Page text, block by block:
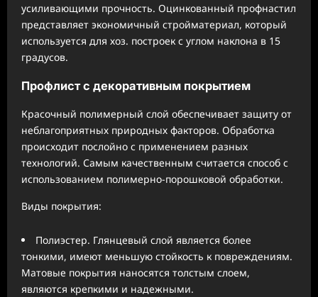
усиливающими прочность. Оцинкованный профнастил
представляет экономичный стройматериал, который
используется для хоз. построек с углом наклона в 15
градусов.
Профлист с декоративным покрытием
Красочный полимерный слой обеспечивает защиту от
неблагоприятных природных факторов. Обработка
происходит послойно с применением разных
технологий. Самым качественным считается способ с
использованием полимерно-порошковой обработки.
Виды покрытия:
Полиэстер. Глянцевый слой является более
тонкими, имеют меньшую стойкость к повреждениям.
Матовые покрытия наносятся толстым слоем,
являются крепкими и надежными.